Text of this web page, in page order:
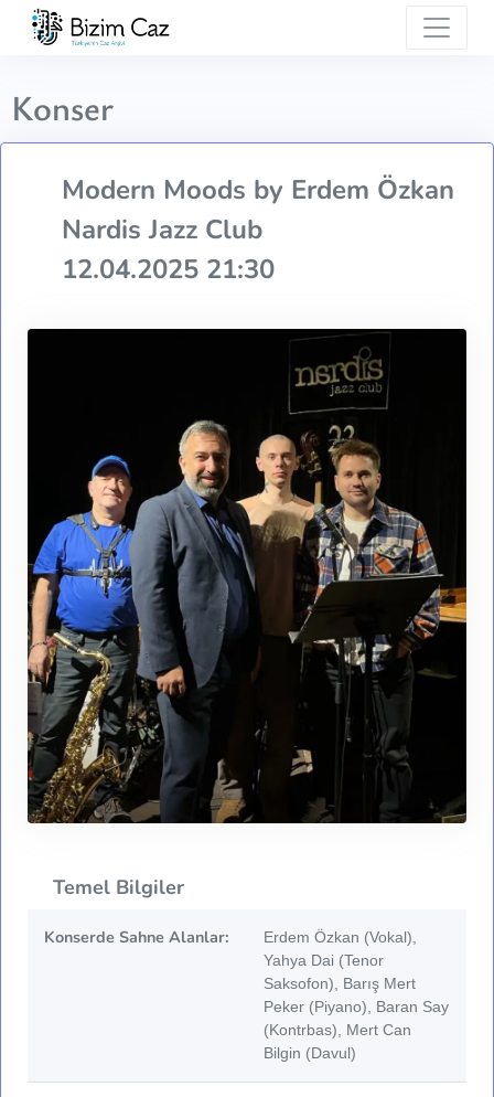
Konser
Modern Moods by Erdem Özkan
Nardis Jazz Club
12.04.2025 21:30
Temel Bilgiler
Konserde Sahne Alanlar:
Erdem Özkan (Vokal),
Yahya Dai (Tenor
Saksofon), Barış Mert
Peker (Piyano), Baran Say
(Kontrbas), Mert Can
Bilgin (Davul)